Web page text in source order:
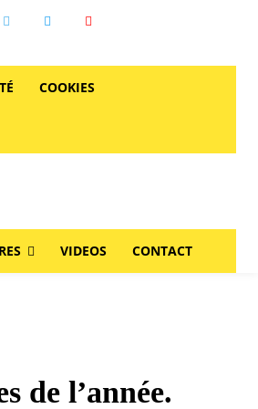
COOKIES
VIDEOS CONTACT
de l’année.